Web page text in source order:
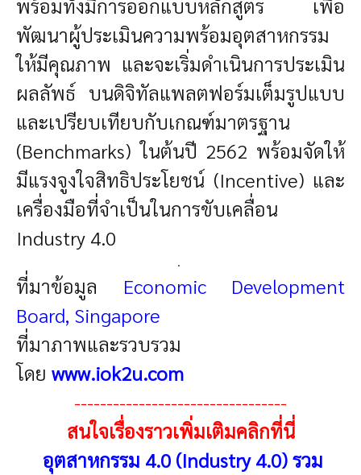
พร้อมทั้งมีการออกแบบหลักสูตร เพื่อ
พัฒนาผู้ประเมินความพร้อมอุตสาหกรรม
ให้มีคุณภาพ และจะเริ่มดำเนินการประเมิน
ผลลัพธ์ บนดิจิทัลแพลตฟอร์มเต็มรูปแบบ
และเปรียบเทียบกับเกณฑ์มาตรฐาน
(Benchmarks) ในต้นปี 2562 พร้อมจัดให้
มีแรงจูงใจสิทธิประโยชน์ (Incentive) และ
เครื่องมือที่จำเป็นในการขับเคลื่อน
Industry 4.0
.
ที่มาข้อมูล Economic Development
Board, Singapore
ที่มาภาพและรวบรวม
โดย www.iok2u.com
---------------------------------
สนใจเรื่องราวเพิ่มเติมคลิกที่นี่
อุตสาหกรรม 4.0 (Industry 4.0) รวม